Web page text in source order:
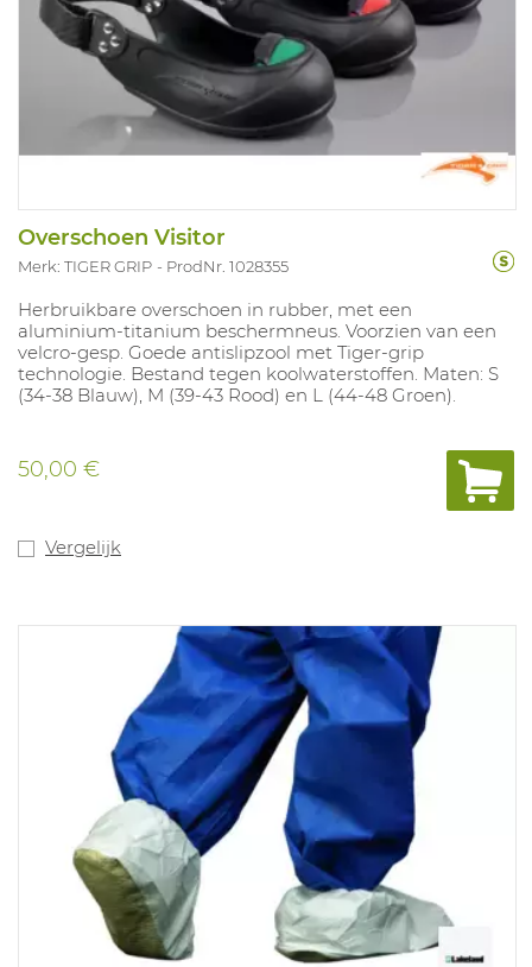
Overschoen Visitor
Merk: TIGER GRIP ProdNr. 1028355
Herbruikbare overschoen in rubber, met een
aluminium-titanium beschermneus. Voorzien van een
velcro-gesp. Goede antislipzool met Tiger-grip
technologie. Bestand tegen koolwaterstoffen. Maten: S
(34-38 Blauw), M (39-43 Rood) en L (44-48 Groen).
50,00 €
Vergelijk